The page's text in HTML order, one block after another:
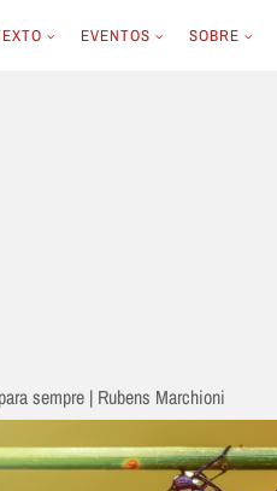
EVENTOS SOBRE
sempre | Rubens Marchioni